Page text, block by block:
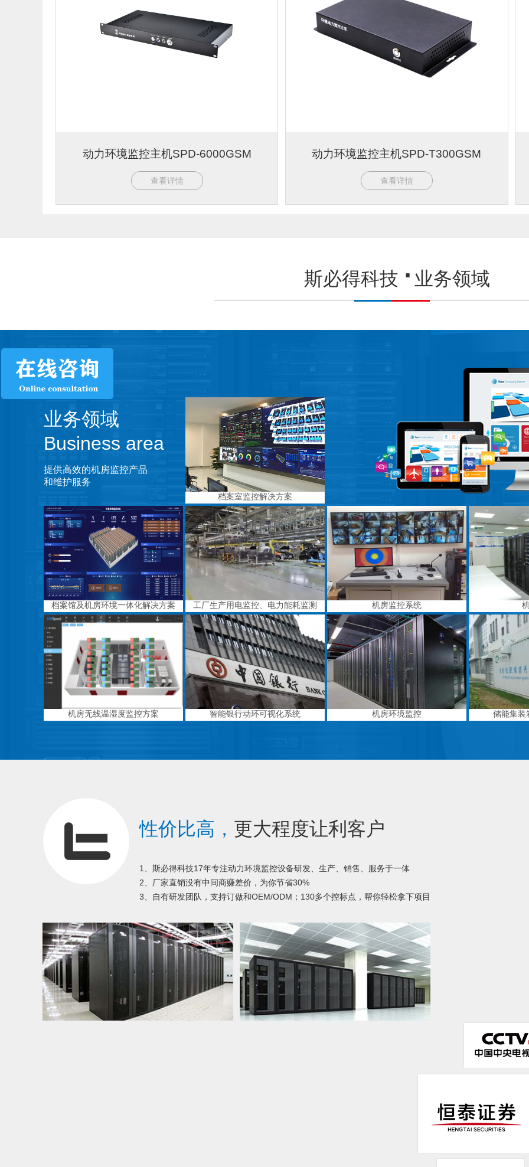
动力环境监控主机SPD-6000GSM
查看详情
动力环境监控主机SPD-T300GSM
查看详情
斯必得科技 业务领域
业务领域
Business area
提供高效的机房监控产品
和维护服务
档案室监控解决方案
档案馆及机房环境一体化解决方案 工厂生产用电监控、电力能耗监测 机房监控系统
机房无线温湿度监控方案 智能银行动环可视化系统 机房环境监控 储能集装
性价比高， 更大程度让利客户
1、斯必得科技17年专注动力环境监控设备研发、生产、销售、服务于一体
2、厂家直销没有中间商赚差价，为你节省30%
3、自有研发团队，支持订做和OEM/ODM；130多个控标点，帮你轻松拿下项目